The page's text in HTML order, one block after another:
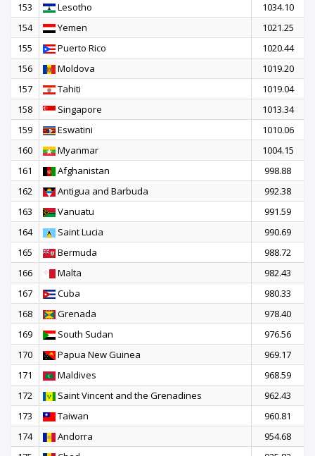
153
Lesotho
1034.10
154
Yemen
1021.25
155
Puerto Rico
1020.44
156
Moldova
1019.20
157
Tahiti
1019.04
158
Singapore
1013.34
159
Eswatini
1010.06
160
Myanmar
1004.15
161
Afghanistan
998.88
162
Antigua and Barbuda
992.38
163
Vanuatu
991.59
164
Saint Lucia
990.69
165
Bermuda
988.72
166
Malta
982.43
167
Cuba
980.33
168
Grenada
978.40
169
South Sudan
976.56
170
Papua New Guinea
969.17
171
Maldives
968.59
172
Saint Vincent and the Grenadines
962.43
173
Taiwan
960.81
174
Andorra
954.68